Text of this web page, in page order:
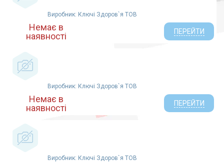
Виробник: Ключі Здоров`я ТОВ
Немає в
наявності
ПЕРЕЙТИ
Виробник: Ключі Здоров`я ТОВ
Немає в
наявності
ПЕРЕЙТИ
Виробник: Ключі Здоров`я ТОВ